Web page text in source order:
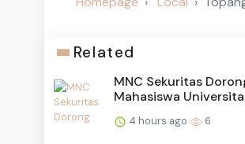
Related
MNC Sekuritas
Mahasiswa
4 hours ago 6